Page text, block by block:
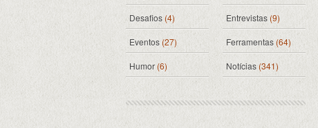
Desafios (4) Entrevistas (9)
Eventos (27) Ferramentas(64)
Humor(6) Notícias (341)